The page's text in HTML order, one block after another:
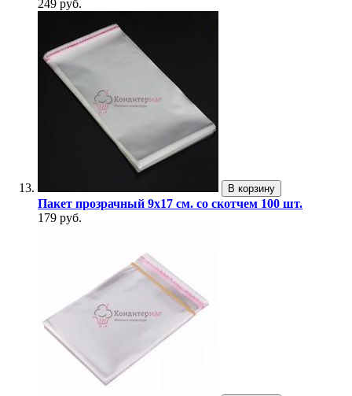
249 руб.
В корзину
Пакет прозрачный 9х17 см. со скотчем 100 шт.
179 руб.